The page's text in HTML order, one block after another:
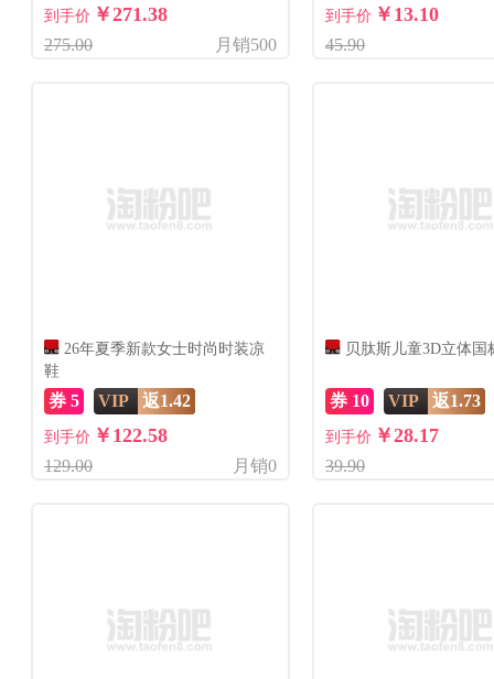
到手价 ￥271.38
275.00 月销500
到手价 ￥13.10
45.90
26年夏季新款女士时尚时装凉
鞋
券 5 VIP 返1.42
到手价 ￥122.58
129.00 月销0
贝肽斯儿童3D立体国
券 10 VIP 返1.73
到手价 ￥28.17
39.90